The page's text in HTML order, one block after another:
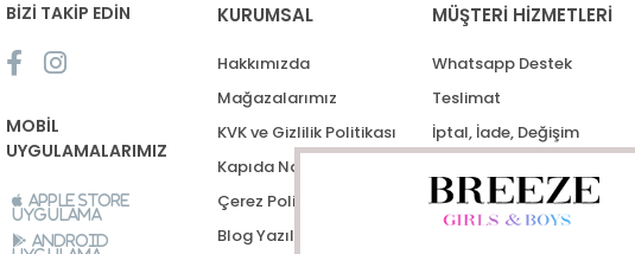
BİZİ TAKİP EDİN
MOBİL
UYGULAMALARIMIZ
Apple Store
Uygulama
Android
KURUMSAL
Hakkımızda
Mağazalarımız
KVK ve Gizlilik Politikası
Kapıda Nakit Ödeme
Çerez Politikası
Blog Yazıları
MÜŞTERİ HİZMETLERİ
Whatsapp Destek
Teslimat
İptal, İade, Değişim